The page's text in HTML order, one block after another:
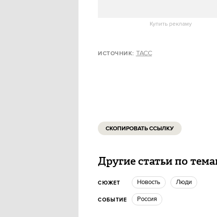
Купить рекламу
ИСТОЧНИК: ТАСС
СКОПИРОВАТЬ ССЫЛКУ
Другие статьи по
СЮЖЕТ Новость люди
СОБЫТИЕ Россия